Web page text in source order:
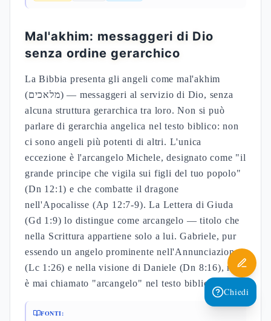
Mal'akhim: messaggeri di Dio
senza ordine gerarchico
La Bibbia presenta gli angeli come mal'akhim
(מלאכים) — messaggeri al servizio di Dio, senza
alcuna struttura gerarchica tra loro. Non si può
parlare di gerarchia angelica nel testo biblico: non
ci sono angeli più potenti di altri. L'unica
eccezione è l'arcangelo Michele, designato come "il
grande principe che vigila sui figli del tuo popolo"
(Dn 12:1) e che combatte il dragone
nell'Apocalisse (Ap 12:7-9). La Lettera di Giuda
(Gd 1:9) lo distingue come arcangelo — titolo che
nella Scrittura appartiene solo a lui. Gabriele, pur
essendo un angelo prominente nell'Annunciazione
(Lc 1:26) e nella visione di Daniele (Dn 8:16), non
è mai chiamato "arcangelo" nel testo biblico.
FONTI:
Chiedi